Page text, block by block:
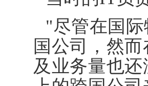
"尽管在国
国公司，然
及业务量也